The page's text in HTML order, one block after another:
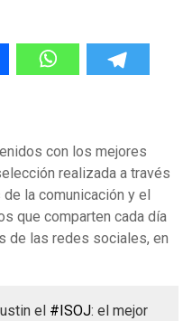
con los mejores
realizada a través
la comunicación y el
que comparten cada día
de las redes sociales, en
el #ISOJ: el mejor